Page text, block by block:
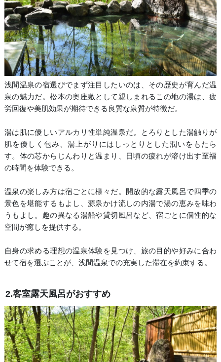
浅間温泉の宿選びでまず注目したいのは、その歴史が育んだ温
泉の魅力だ。松本の奥座敷として親しまれるこの地の湯は、疲
労回復や美肌効果が期待できる良質な泉質が特徴だ。
湯は肌に優しいアルカリ性単純温泉だ。とろりとした湯触りが
肌を優しく包み、湯上がりにはしっとりとした潤いをもたら
す。体の芯からじんわりと温まり、日頃の疲れが溶け出す至福
の時間を体験できる。
温泉の楽しみ方は宿ごとに様々だ。開放的な露天風呂で四季の
景色を堪能するもよし、源泉かけ流しの内湯で湯の恵みを味わ
うもよし。趣の異なる湯船や貸切風呂など、宿ごとに個性的な
空間が癒しを提供する。
自身の求める理想の温泉体験を見つけ、旅の目的や好みに合わ
せて宿を選ぶことが、浅間温泉での充実した滞在を約束する。
2.客室露天風呂がおすすめ